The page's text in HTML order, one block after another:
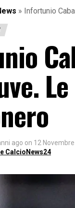
» Infortunio
ago on 12
CalcioNews24